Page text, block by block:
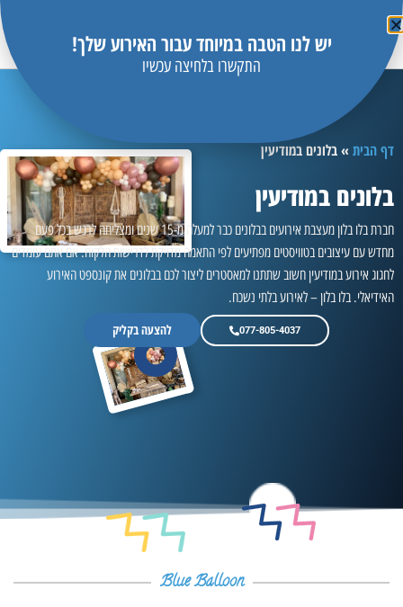
דף הבית »בלונים במודיעין
בלונים במודיעין
חברת בלו בלון מעצבת אירועים בבלונים כבר למעלה מ-15 שנים ומצליחה לרגש בכל פעם
מחדש עם עיצובים בטוויסטים מפתיעים לפי התאמה מדויקת לדרישות הלקוח. אם אתם עומדים
לחגוג אירוע במודיעין חשוב שתתנו למאסטרים ליצור לכם בבלונים את קונספט האירוע
האידיאלי. בלו בלון – לאירוע בלתי נשכח.
077-805-4037 להצעה בקליק
Blue Balloon
יש לנו הטבה במיוחד עבור האירוע שלך!
התקשרו בלחיצה עכשיו